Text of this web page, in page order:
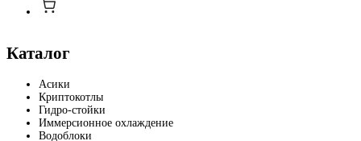
Каталог
Асики
Криптокотлы
Гидро-стойки
Иммерсионное охлаждение
Водоблоки